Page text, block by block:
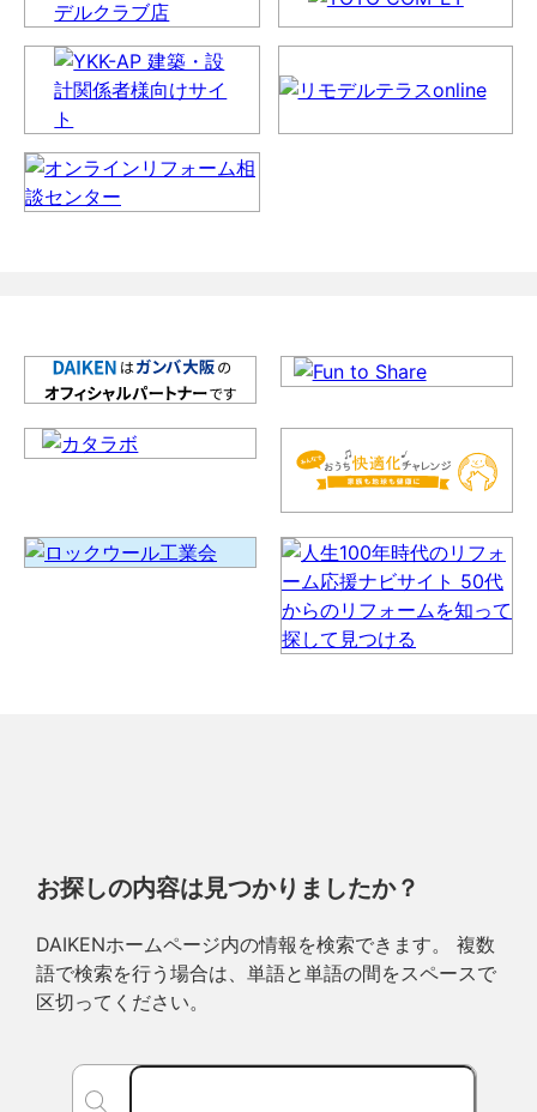
お探しの内容は見つかりましたか？
DAIKENホームページ内の情報を検索できます。 複数
語で検索を行う場合は、単語と単語の間をスペースで
区切ってください。